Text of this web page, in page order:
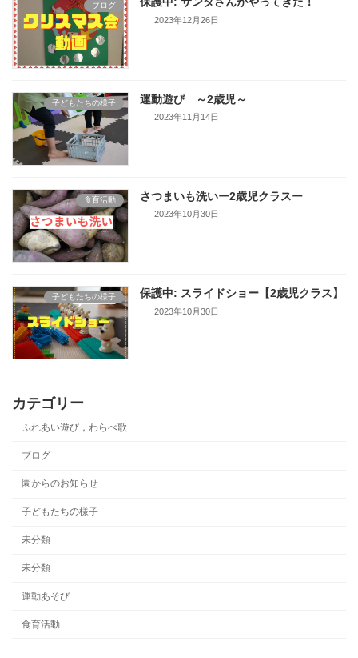
ブログ
2023年12月26日
子どもたちの様子 運動遊び ～2歳児～
2023年11月14日
食育活動 さつまいも洗いー2歳児クラスー
2023年10月30日
子どもたちの様子 保護中: スライドショー【2歳児クラス】
2023年10月30日
カテゴリー
ふれあい遊び，わらべ歌
ブログ
園からのお知らせ
子どもたちの様子
未分類
未分類
運動あそび
食育活動